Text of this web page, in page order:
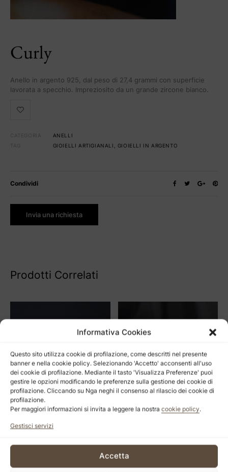
Informativa Cookies
Questo sito utilizza cookie di profilazione, come descritti nel presente
banner e nella cookie policy. Selezionando 'Accetto' acconsenti all'uso
dei cookie di profilazione. Mediante il tasto 'Visualizza Preferenze' puoi
gestire le opzioni modificando le preferenze sulla gestione dei cookie di
profilazione. Cliccando su Nga neghi il consenso al rilascio dei cookie di
profilazione.
Per maggiori informazioni si invita a leggere la nostra cookie policy.
Gestisci servizi
Accetta
Curly
Anello in argento 925, dal peso di 27,4 grammi con superficie
lavorata a specchio. Impreziosito da un grande zircone bianco.
CATEGORIA
ANELLI
TAG
GIOIELLI ARTIGIANALI GIOIELLI IN ARGENTO
Condividi
Invia una richiesta
Prodotti Correlati
Solitaire